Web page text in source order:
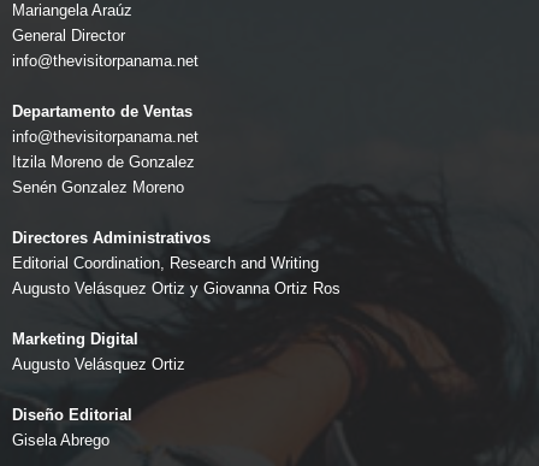
Mariangela Araúz
General Director
info@thevisitorpanama.net
Departamento de Ventas
info@thevisitorpanama.net
Itzila Moreno de Gonzalez
Senén Gonzalez Moreno
Directores Administrativos
Editorial Coordination, Research and Writing
Augusto Velásquez Ortiz y Giovanna Ortiz Ros
Marketing Digital
Augusto Velásquez Ortiz
Diseño Editorial
Gisela Abrego